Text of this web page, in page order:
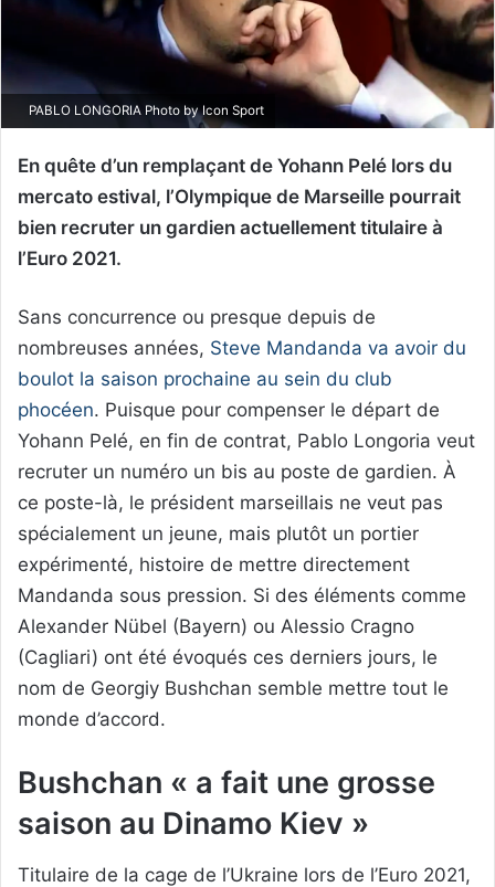
PABLO LONGORIA Photo by Icon Sport
En quête d’un remplaçant de Yohann Pelé lors du
mercato estival, l’Olympique de Marseille pourrait
bien recruter un gardien actuellement titulaire à
l’Euro 2021.
Sans concurrence ou presque depuis de
nombreuses années, Steve Mandanda va avoir du
boulot la saison prochaine au sein du club
phocéen. Puisque pour compenser le départ de
Yohann Pelé, en fin de contrat, Pablo Longoria veut
recruter un numéro un bis au poste de gardien. À
ce poste-là, le président marseillais ne veut pas
spécialement un jeune, mais plutôt un portier
expérimenté, histoire de mettre directement
Mandanda sous pression. Si des éléments comme
Alexander Nübel (Bayern) ou Alessio Cragno
(Cagliari) ont été évoqués ces derniers jours, le
nom de Georgiy Bushchan semble mettre tout le
monde d’accord.
Bushchan « a fait une grosse
saison au Dinamo Kiev »
Titulaire de la cage de l’Ukraine lors de l’Euro 2021,